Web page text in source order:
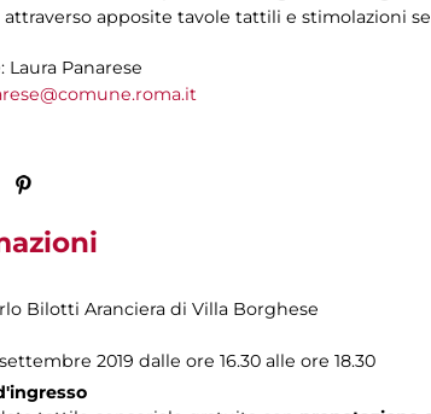
apposite tavole tattili e stimolazioni
Laura Panarese
Bilotti Aranciera di Villa Borghese
2019 dalle ore 16.30 alle ore 18.30